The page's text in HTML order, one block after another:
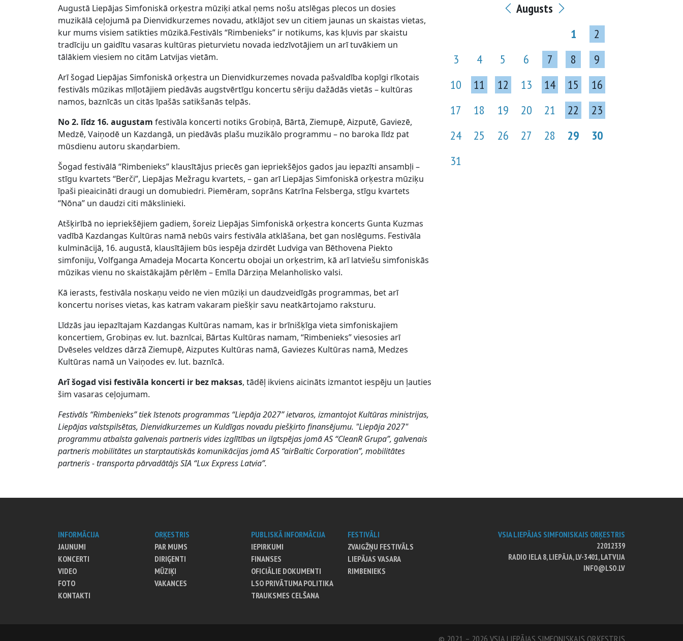
Augustā Liepājas Simfoniskā orķestra mūziķi atkal ņems nošu atslēgas plecos un dosies
muzikālā ceļojumā pa Dienvidkurzemes novadu, atklājot sev un citiem jaunas un skaistas vietas,
kur mums visiem satikties mūzikā.Festivāls “Rimbenieks” ir notikums, kas kļuvis par skaistu
tradīciju un gaidītu vasaras kultūras pieturvietu novada iedzīvotājiem un arī tuvākiem un
tālākiem viesiem no citām Latvijas vietām.
Arī šogad Liepājas Simfoniskā orķestra un Dienvidkurzemes novada pašvaldība kopīgi rīkotais
festivāls mūzikas mīļotājiem piedāvās augstvērtīgu koncertu sēriju dažādās vietās – kultūras
namos, baznīcās un citās īpašās satikšanās telpās.
No 2. līdz 16. augustam festivāla koncerti notiks Grobiņā, Bārtā, Ziemupē, Aizputē, Gaviezē,
Medzē, Vaiņodē un Kazdangā, un piedāvās plašu muzikālo programmu – no baroka līdz pat
mūsdienu autoru skaņdarbiem.
Šogad festivālā “Rimbenieks” klausītājus priecēs gan iepriekšējos gados jau iepazīti ansambļi –
stīgu kvartets “Berči”, Liepājas Mežragu kvartets, – gan arī Liepājas Simfoniskā orķestra mūziķu
īpaši pieaicināti draugi un domubiedri. Piemēram, soprāns Katrīna Felsberga, stīgu kvartets
“Nōna” un daudzi citi mākslinieki.
Atšķirībā no iepriekšējiem gadiem, šoreiz Liepājas Simfoniskā orķestra koncerts Gunta Kuzmas
vadībā Kazdangas Kultūras namā nebūs vairs festivāla atklāšana, bet gan noslēgums. Festivāla
kulminācijā, 16. augustā, klausītājiem būs iespēja dzirdēt Ludviga van Bēthovena Piekto
simfoniju, Volfganga Amadeja Mocarta Koncertu obojai un orķestrim, kā arī latviešu simfoniskās
mūzikas vienu no skaistākajām pērlēm – Emīla Dārziņa Melanholisko valsi.
Kā ierasts, festivāla noskaņu veido ne vien mūziķi un daudzveidīgās programmas, bet arī
koncertu norises vietas, kas katram vakaram piešķir savu neatkārtojamo raksturu.
Līdzās jau iepazītajam Kazdangas Kultūras namam, kas ir brīnišķīga vieta simfoniskajiem
koncertiem, Grobiņas ev. lut. baznīcai, Bārtas Kultūras namam, “Rimbenieks” viesosies arī
Dvēseles veldzes dārzā Ziemupē, Aizputes Kultūras namā, Gaviezes Kultūras namā, Medzes
Kultūras namā un Vaiņodes ev. lut. baznīcā.
Arī šogad visi festivāla koncerti ir bez maksas, tādēļ ikviens aicināts izmantot iespēju un ļauties
šim vasaras ceļojumam.
Festivāls “Rimbenieks” tiek īstenots programmas “Liepāja 2027” ietvaros, izmantojot Kultūras ministrijas,
Liepājas valstspilsētas, Dienvidkurzemes un Kuldīgas novadu piešķirto finansējumu. "Liepāja 2027"
programmu atbalsta galvenais partneris vides izglītības un ilgtspējas jomā AS “CleanR Grupa”, galvenais
partneris mobilitātes un starptautiskās komunikācijas jomā AS “airBaltic Corporation”, mobilitātes
partneris - transporta pārvadātājs SIA “Lux Express Latvia”.
Augusts
1
2
3
4 5 6 7 8
9
10
11 12 13 14 15
16
17
18 19 20 21 22
23
24
25 26 27 28 29
30
31
INFORMĀCIJA
JAUNUMI
KONCERTI
VIDEO
FOTO
KONTAKTI
ORĶESTRIS
PAR MUMS
DIRIĢENTI
MŪZIĶI
VAKANCES
PUBLISKĀ INFORMĀCIJA
IEPIRKUMI
FINANSES
OFICIĀLIE DOKUMENTI
LSO PRIVĀTUMA POLITIKA
TRAUKSMES CELŠANA
FESTIVĀLI
ZVAIGŽŅU FESTIVĀLS
LIEPĀJAS VASARA
RIMBENIEKS
VSIA LIEPĀJAS SIMFONISKAIS ORĶESTRIS
22012339
RADIO IELA 8, LIEPĀJA, LV-3401, LATVIJA
INFO@LSO.LV